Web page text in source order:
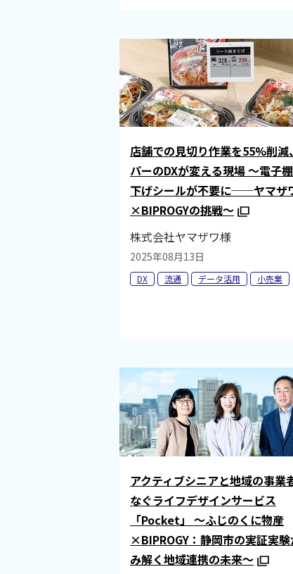
店舗での見切り作業を55%削減
パーのDXが変える現場 ～電子
下げシールが不要に──ヤマザ
×BIPROGYの挑戦～
株式会社ヤマザワ様
2025年08月13日
DX 流通 データ活用 小売業
アクティブシニアと地域の事業
なぐライフデザインサービス
「Pocket」 ～ふじのくに物産
×BIPROGY：静岡市の実証実
み解く地域連携の未来～